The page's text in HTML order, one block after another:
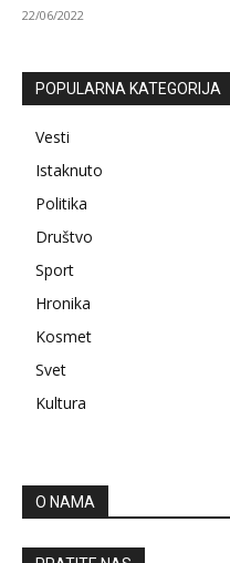
22/06/2022
POPULARNA KATEGORIJA
Vesti
Istaknuto
Politika
Društvo
Sport
Hronika
Kosmet
Svet
Kultura
O NAMA